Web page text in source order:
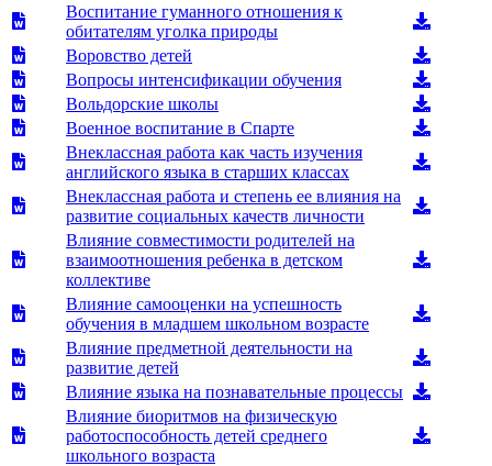
Воспитание гуманного отношения к
обитателям уголка природы
Воровство детей
Вопросы интенсификации обучения
Вольдорские школы
Военное воспитание в Спарте
Внеклассная работа как часть изучения
английского языка в старших классах
Внеклассная работа и степень ее влияния на
развитие социальных качеств личности
Влияние совместимости родителей на
взаимоотношения ребенка в детском
коллективе
Влияние самооценки на успешность
обучения в младшем школьном возрасте
Влияние предметной деятельности на
развитие детей
Влияние языка на познавательные процессы
Влияние биоритмов на физическую
работоспособность детей среднего
школьного возраста